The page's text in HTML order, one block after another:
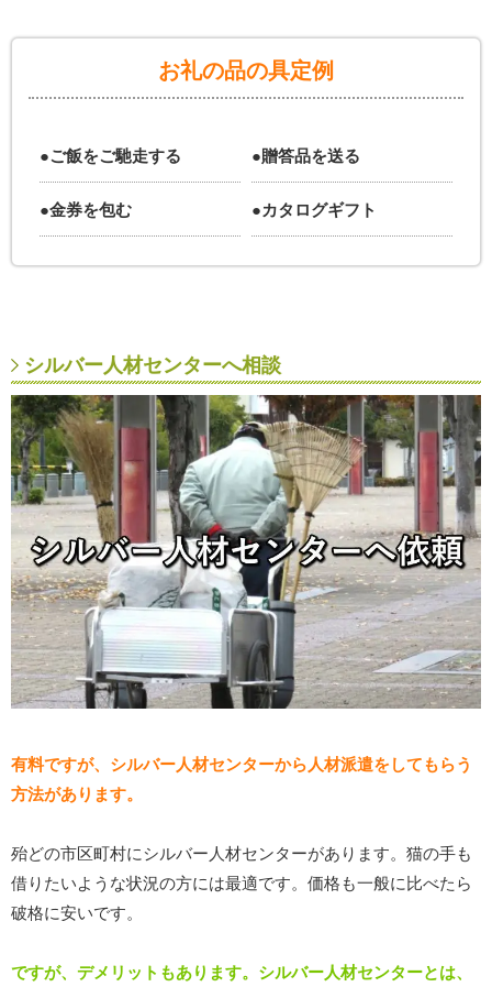
お礼の品の具定例
●ご飯をご馳走する ●贈答品を送る
●金券を包む ●カタログギフト
シルバー人材センターへ相談
有料ですが、シルバー人材センターから人材派遣をしてもらう
方法があります。
殆どの市区町村にシルバー人材センターがあります。猫の手も
借りたいような状況の方には最適です。価格も一般に比べたら
破格に安いです。
ですが、デメリットもあります。シルバー人材センターとは、